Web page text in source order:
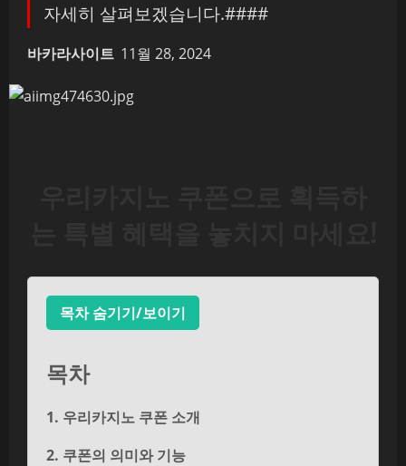
자세히 살펴보겠습니다.####
바카라사이트 11월 28, 2024
목차 숨기기/보이기
목차
1. 우리카지노 쿠폰 소개
2. 쿠폰의 의미와 기능